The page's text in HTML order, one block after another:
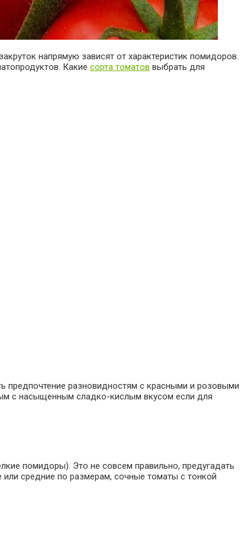
напрямую зависят от характеристик помидоров.
Какие сорта томатов выбрать для
предпочтение разновидностям с красными и розовыми
с насыщенным сладко-кислым вкусом если для
помидоры). Это не совсем правильно, предугадать
средние по размерам, сочные томаты с тонкой